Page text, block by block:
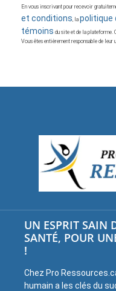
En vous inscrivant pour recevoir
et conditions, la politique
témoins du site et de la plateforme.
Vous êtes entièrement responsable de
UN ESPRIT SAIN
SANTÉ, POUR
!
Chez Pro
humain a les clés du